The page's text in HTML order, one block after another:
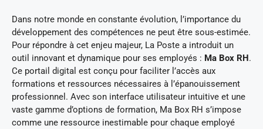
Dans notre monde en constante évolution, l’importance du
développement des compétences ne peut être sous-estimée.
Pour répondre à cet enjeu majeur, La Poste a introduit un
outil innovant et dynamique pour ses employés : Ma Box RH.
Ce portail digital est conçu pour faciliter l’accès aux
formations et ressources nécessaires à l’épanouissement
professionnel. Avec son interface utilisateur intuitive et une
vaste gamme d’options de formation, Ma Box RH s’impose
comme une ressource inestimable pour chaque employé